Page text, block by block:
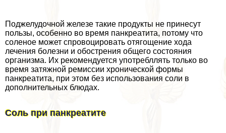
Поджелудочной железе такие продукты не принесут
пользы, особенно во время панкреатита, потому что
соленое может спровоцировать отягощение хода
лечения болезни и обострения общего состояния
организма. Их рекомендуется употрeбллять только во
время затяжной ремиссии хронической формы
панкреатита, при этом без использования соли в
дополнительных блюдах.
Соль при панкреатите